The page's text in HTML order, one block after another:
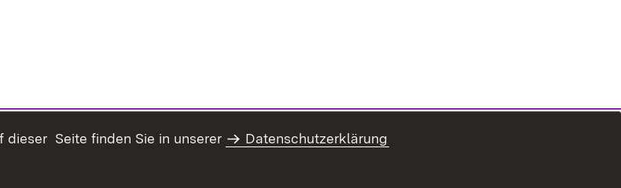
dieser Seite finden Sie in unserer Datenschutzerklärung